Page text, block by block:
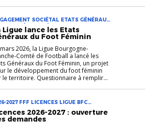
SOCIÉTAL ETATS GÉNÉRAUX
FOOT FÉMININ FÉMINISATION LIGUE BFC
Ligue lance les Etats
du Foot Féminin
mars 2026, la Ligue Bourgogne-
Comté de Football a lancé les
Généraux du Foot Féminin, un projet
le développement du foot féminin
le territoire. Questionnaire à remplir...
2027 FFF LICENCES LIGUE BFC
2026-2027 : ouverture
demandes